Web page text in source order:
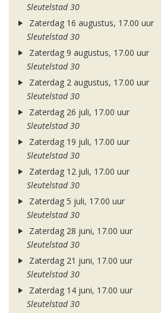
Sleutelstad 30
Zaterdag 16 augustus, 17.00 uur
Sleutelstad 30
Zaterdag 9 augustus, 17.00 uur
Sleutelstad 30
Zaterdag 2 augustus, 17.00 uur
Sleutelstad 30
Zaterdag 26 juli, 17.00 uur
Sleutelstad 30
Zaterdag 19 juli, 17.00 uur
Sleutelstad 30
Zaterdag 12 juli, 17.00 uur
Sleutelstad 30
Zaterdag 5 juli, 17.00 uur
Sleutelstad 30
Zaterdag 28 juni, 17.00 uur
Sleutelstad 30
Zaterdag 21 juni, 17.00 uur
Sleutelstad 30
Zaterdag 14 juni, 17.00 uur
Sleutelstad 30